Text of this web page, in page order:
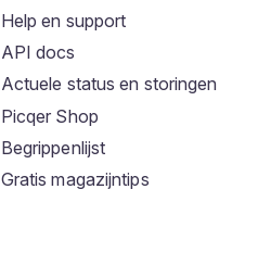
Help en support
API docs
Actuele status en storingen
Picqer Shop
Begrippenlijst
Gratis magazijntips